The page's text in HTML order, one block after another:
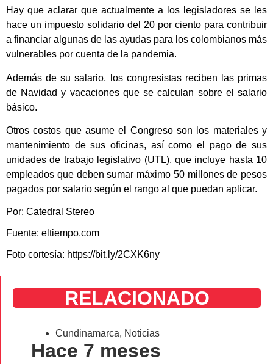
Hay que aclarar que actualmente a los legisladores se les
hace un impuesto solidario del 20 por ciento para contribuir
a financiar algunas de las ayudas para los colombianos más
vulnerables por cuenta de la pandemia.
Además de su salario, los congresistas reciben las primas
de Navidad y vacaciones que se calculan sobre el salario
básico.
Otros costos que asume el Congreso son los materiales y
mantenimiento de sus oficinas, así como el pago de sus
unidades de trabajo legislativo (UTL), que incluye hasta 10
empleados que deben sumar máximo 50 millones de pesos
pagados por salario según el rango al que puedan aplicar.
Por: Catedral Stereo
Fuente: eltiempo.com
Foto cortesía: https://bit.ly/2CXK6ny
RELACIONADO
Cundinamarca, Noticias
Hace 7 meses